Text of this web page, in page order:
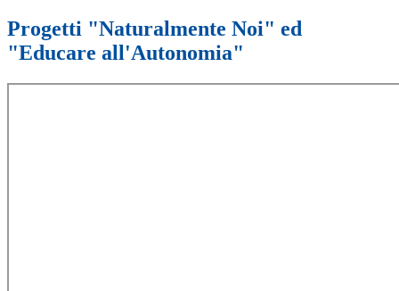
Progetti "Naturalmente Noi" ed
"Educare all'Autonomia"